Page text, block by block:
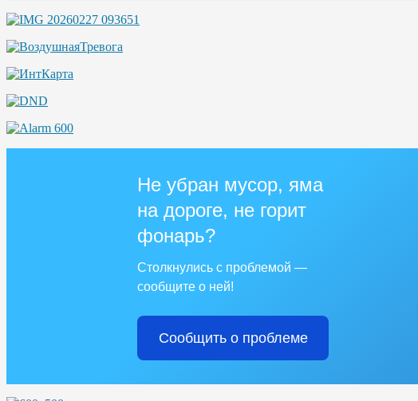
Не убран мусор, яма
на дороге, не горит
фонарь?
Столкнулись с проблемой —
сообщите о ней!
Сообщить о проблеме